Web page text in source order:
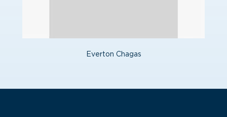
Everton Chagas